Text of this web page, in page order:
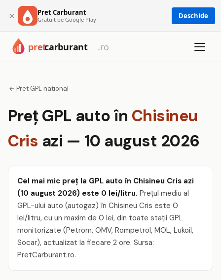
× Pret Carburant
Gratuit pe Google Play Deschide
← Pret GPL national
Preț GPL auto în Chisineu
Cris azi — 10 august 2026
Cel mai mic preț la GPL auto în Chisineu Cris azi
(10 august 2026) este 0 lei/litru. Prețul mediu al
GPL-ului auto (autogaz) în Chisineu Cris este 0
lei/litru, cu un maxim de 0 lei, din toate stații GPL
monitorizate (Petrom, OMV, Rompetrol, MOL, Lukoil,
Socar), actualizat la fiecare 2 ore. Sursa:
PretCarburant.ro.